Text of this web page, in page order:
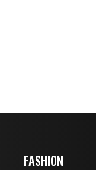
FASHION